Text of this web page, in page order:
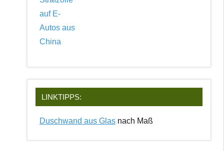
LINKTIPPS:
Duschwand aus Glas nach Maß